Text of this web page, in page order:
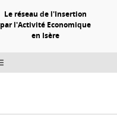
Le réseau de l'Insertion
par l'Activité Economique
en Isère